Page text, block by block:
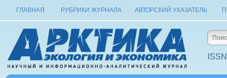
ГЛАВНАЯ РУБРИКИ ЖУРНАЛА АВТОРСКИЙ УКАЗАТЕЛЬ